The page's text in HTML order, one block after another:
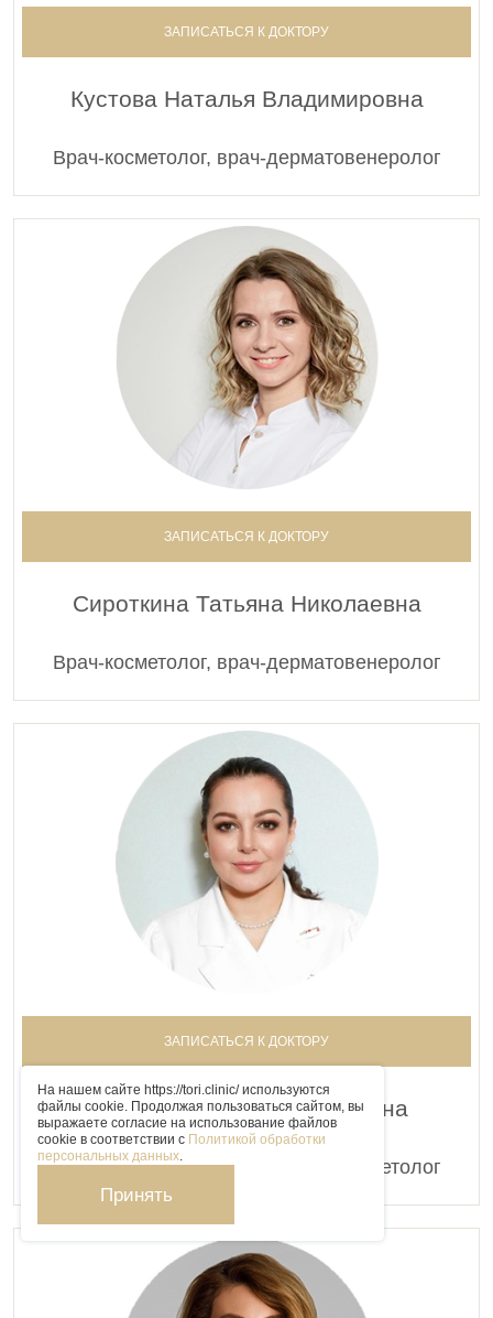
ЗАПИСАТЬСЯ К ДОКТОРУ
Кустова Наталья Владимировна
Врач-косметолог, врач-дерматовенеролог
ЗАПИСАТЬСЯ К ДОКТОРУ
Сироткина Татьяна Николаевна
Врач-косметолог, врач-дерматовенеролог
ЗАПИСАТЬСЯ К ДОКТОРУ
Абдулаева Заира Рашидовна
Врач-дерматовенеролог, врач-косметолог
На нашем сайте https://tori.clinic/ используются
файлы cookie. Продолжая пользоваться сайтом, вы
выражаете согласие на использование файлов
cookie в соответствии с Политикой обработки
персональных данных.
Принять